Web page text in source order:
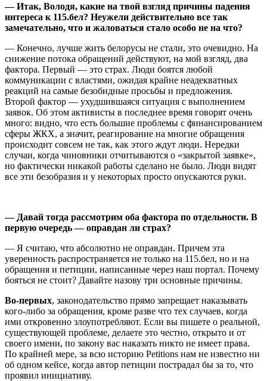
— Итак, Володя, какие на твой взгляд причины падения
интереса к 115.бел? Неужели действительно все так
замечательно, что и жаловаться стало особо не на что?
— Конечно, лучше жить белорусы не стали, это очевидно. На
снижение потока обращений действуют, на мой взгляд, два
фактора. Первый — это страх. Люди боятся любой
коммуникации с властями, ожидая крайне неадекватных
реакций на самые безобидные просьбы и предложения.
Второй фактор — ухудшившаяся ситуация с выполнением
заявок. Об этом активисты в последнее время говорят очень
много: видно, что есть большие проблемы с финансированием
сферы ЖКХ, а значит, реагирование на многие обращения
происходит совсем не так, как этого ждут люди. Нередки
случаи, когда чиновники отчитываются о «закрытой заявке»,
но фактически никакой работы сделано не было. Люди видят
все эти безобразия и у некоторых просто опускаются руки.
— Давай тогда рассмотрим оба фактора по отдельности. В
первую очередь — оправдан ли страх?
— Я считаю, что абсолютно не оправдан. Причем эта
уверенность распространяется не только на 115.бел, но и на
обращения и петиции, написанные через наш портал. Почему
бояться не стоит? Давайте назову три основные причины.
Во-первых, законодательство прямо запрещает наказывать
кого-либо за обращения, кроме разве что тех случаев, когда
ими откровенно злоупотребляют. Если вы пишете о реальной,
существующей проблеме, делаете это честно, открыто и от
своего имени, по закону вас наказать никто не имеет права.
По крайней мере, за всю историю Petitions нам не известно ни
об одном кейсе, когда автор петиции пострадал бы за то, что
проявил инициативу.